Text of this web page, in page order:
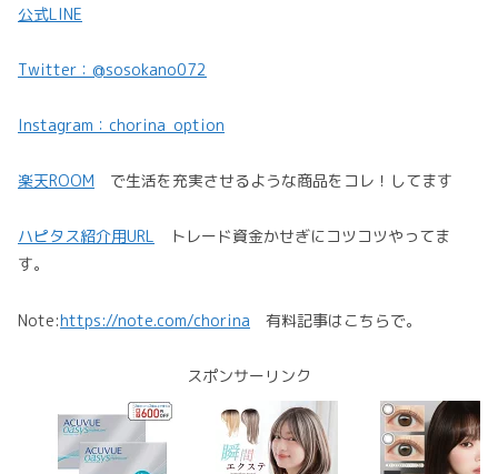
公式LINE
Twitter：@sosokano072
Instagram：chorina_option
楽天ROOM で生活を充実させるような商品をコレ！してます
ハピタス紹介用URL トレード資金かせぎにコツコツやってま
す。
Note:https://note.com/chorina 有料記事はこちらで。
スポンサーリンク